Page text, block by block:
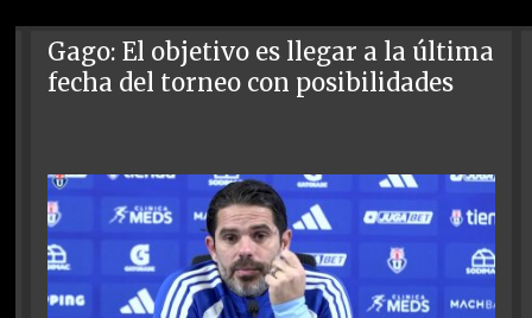
Gago: El objetivo es llegar a la última
fecha del torneo con posibilidades